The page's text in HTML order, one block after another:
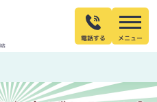
電話する